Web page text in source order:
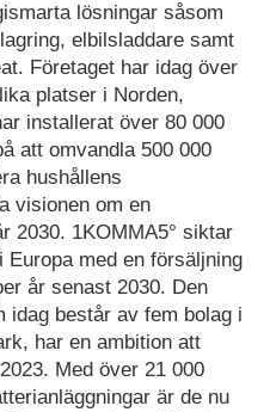
lösningar såsom
elbilsladdare samt
Företaget har idag över
platser i Norden,
installerat över 80 000
att omvandla 500 000
hushållens
visionen om en
2030. 1KOMMA5° siktar
Europa med en försäljning
år senast 2030. Den
idag består av fem bolag i
har en ambition att
Med över 21 000
är de nu